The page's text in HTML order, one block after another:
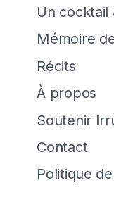
Un
Mémoire
Récits
À propos
Soutenir
Contact
Politique